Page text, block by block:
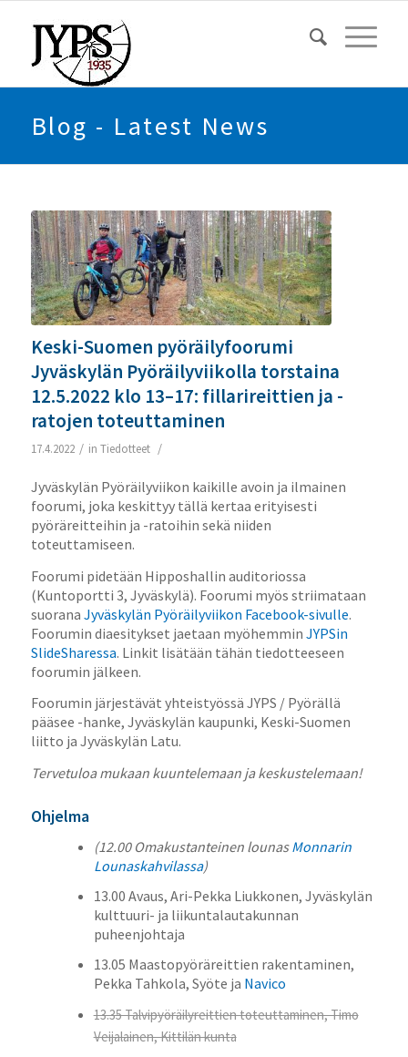
Blog - Latest News
Keski-Suomen pyöräilyfoorumi
Jyväskylän Pyöräilyviikolla torstaina
12.5.2022 klo 13–17: fillarireittien ja -
ratojen toteuttaminen
17.4.2022 / in Tiedotteet /
Jyväskylän Pyöräilyviikon kaikille avoin ja ilmainen
foorumi, joka keskittyy tällä kertaa erityisesti
pyöräreitteihin ja -ratoihin sekä niiden
toteuttamiseen.
Foorumi pidetään Hipposhallin auditoriossa
(Kuntoportti 3, Jyväskylä). Foorumi myös striimataan
suorana Jyväskylän Pyöräilyviikon Facebook-sivulle.
Foorumin diaesitykset jaetaan myöhemmin JYPSin
SlideSharessa. Linkit lisätään tähän tiedotteeseen
foorumin jälkeen.
Foorumin järjestävät yhteistyössä JYPS / Pyörällä
pääsee -hanke, Jyväskylän kaupunki, Keski-Suomen
liitto ja Jyväskylän Latu.
Tervetuloa mukaan kuuntelemaan ja keskustelemaan!
Ohjelma
(12.00 Omakustanteinen lounasMonnarin
Lounaskahvilassa)
13.00 Avaus, Ari-Pekka Liukkonen, Jyväskylän
kulttuuri- ja liikuntalautakunnan
puheenjohtaja
13.05 Maastopyöräreittien rakentaminen,
Pekka Tahkola, Syöte ja Navico
13.35 Talvipyöräilyreittien toteuttaminen, Timo
Veijalainen, Kittilän kunta